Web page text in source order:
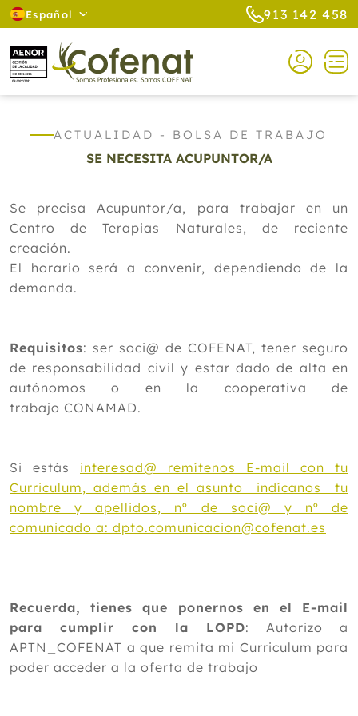
Español 913 142 458
ACTUALIDAD - BOLSA DE TRABAJO
SE NECESITA ACUPUNTOR/A
Se precisa Acupuntor/a, para trabajar en un
Centro de Terapias Naturales, de reciente
creación.
El horario será a convenir, dependiendo de la
demanda.
Requisitos: ser soci@ de COFENAT, tener seguro
de responsabilidad civil y estar dado de alta en
autónomos o en la cooperativa de
trabajo CONAMAD.
Si estás interesad@ remítenos E-mail con tu
Curriculum, además en el asunto indícanos tu
nombre y apellidos, nº de soci@ y nº de
comunicado a: dpto.comunicacion@cofenat.es
Recuerda, tienes que ponernos en el E-mail
para cumplir con la LOPD: Autorizo a
APTN_COFENAT a que remita mi Curriculum para
poder acceder a la oferta de trabajo